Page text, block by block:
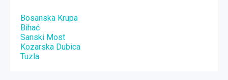
Bosanska Krupa
Bihać
Sanski Most
Kozarska Dubica
Tuzla